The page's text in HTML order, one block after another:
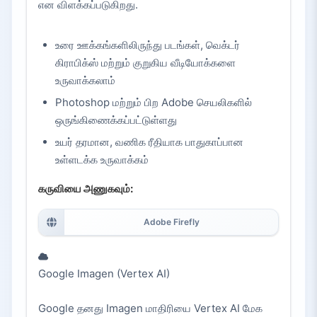
என விளக்கப்படுகிறது.
உரை ஊக்கங்களிலிருந்து படங்கள், வெக்டர்
கிராபிக்ஸ் மற்றும் குறுகிய வீடியோக்களை
உருவாக்கலாம்
Photoshop மற்றும் பிற Adobe செயலிகளில்
ஒருங்கிணைக்கப்பட்டுள்ளது
உயர் தரமான, வணிக ரீதியாக பாதுகாப்பான
உள்ளடக்க உருவாக்கம்
கருவியை அணுகவும்:
Adobe Firefly
Google Imagen (Vertex AI)
Google தனது Imagen மாதிரியை Vertex AI மேக